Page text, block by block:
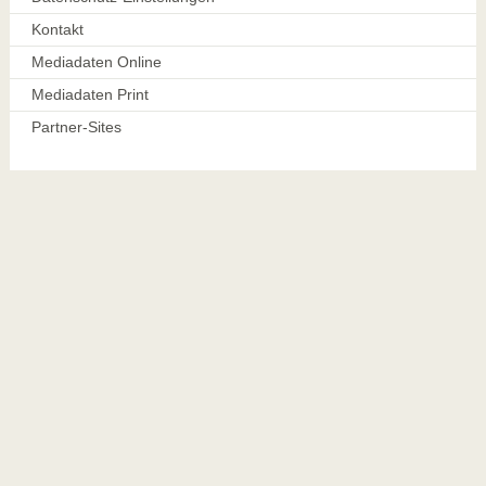
Kontakt
Mediadaten Online
Mediadaten Print
Partner-Sites